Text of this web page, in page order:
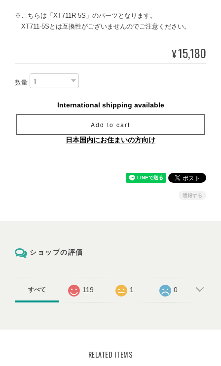
※こちらは「XT711R-5S」のパーツとなります。
XT711-5Sとは互換性がございませんのでご注意ください。
¥15,180
数量
International shipping available
Add to cart
日本国内にお住まいの方向け
通報する
ショップの評価
すべて 119 1 0
RELATED ITEMS